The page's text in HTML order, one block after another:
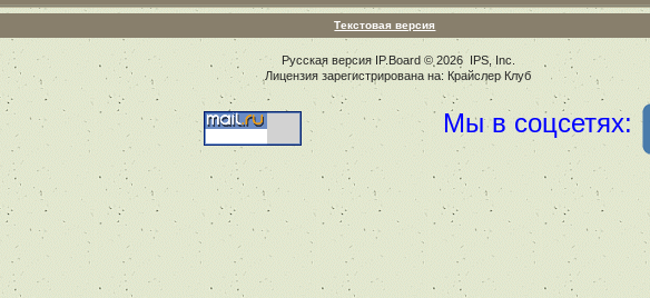
Текстовая версия
Русская версия IP.Board© 2026 IPS, Inc
Лицензия зарегистрирована на: Крайслер Клуб
Мы в соцсетях: